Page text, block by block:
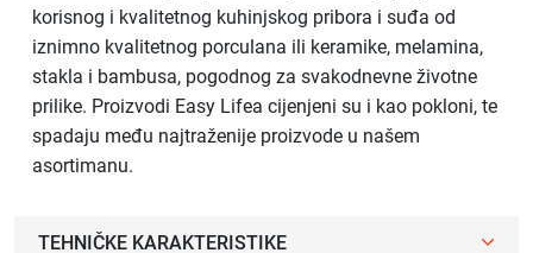
korisnog i kvalitetnog kuhinjskog pribora i suđa od
iznimno kvalitetnog porculana ili keramike, melamina,
stakla i bambusa, pogodnog za svakodnevne životne
prilike. Proizvodi Easy Lifea cijenjeni su i kao pokloni, te
spadaju među najtraženije proizvode u našem
asortimanu.
TEHNIČKE KARAKTERISTIKE